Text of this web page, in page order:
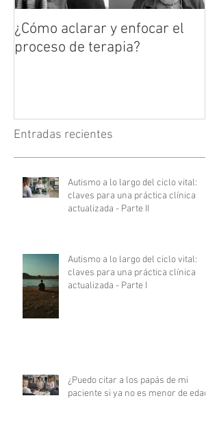
¿Cómo aclarar y enfocar el
proceso de terapia?
Entradas recientes
Autismo a lo largo del ciclo vital:
claves para una práctica clínica
actualizada - Parte II
Autismo a lo largo del ciclo vital:
claves para una práctica clínica
actualizada - Parte I
¿Puedo citar a los papás de mi
paciente si ya no es menor de edad?